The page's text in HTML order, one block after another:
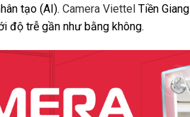
tạo (AI). Camera Viettel Tiền
độ trễ gần như bằng không.